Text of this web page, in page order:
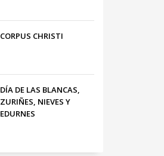
CORPUS CHRISTI
DÍA DE LAS BLANCAS,
ZURIÑES, NIEVES Y
EDURNES